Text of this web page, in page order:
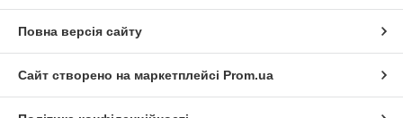
Повна версія сайту
Сайт створено на маркетплейсі Prom.ua